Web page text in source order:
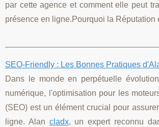
par cette agence et comment elle peut
présence en ligne.Pourquoi la Réputation
SEO-Friendly : Les Bonnes Pratiques
Dans le monde en perpétuelle
numérique, l'optimisation pour les
(SEO) est un élément crucial pour
ligne. Alan cladx, un expert reconnu